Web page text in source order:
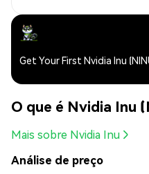
Get Your First Nvidia Inu
O que é Nvidia Inu
Mais sobre Nvidia Inu
Análise de preço